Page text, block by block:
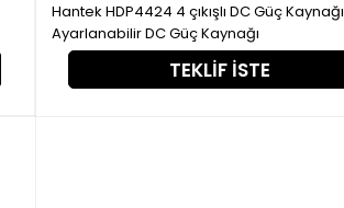
TEKLIF İSTE
Hantek HDP4424 4 çıkışlı DC Güç Kaynağı
Ayarlanabilir DC Güç Kaynağı